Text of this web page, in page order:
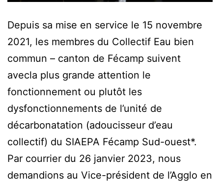
Depuis sa mise en service le 15 novembre
2021, les membres du Collectif Eau bien
commun – canton de Fécamp suivent
avecla plus grande attention le
fonctionnement ou plutôt les
dysfonctionnements de l’unité de
décarbonatation (adoucisseur d’eau
collectif) du SIAEPA Fécamp Sud-ouest*.
Par courrier du 26 janvier 2023, nous
demandions au Vice-président de l’Agglo en